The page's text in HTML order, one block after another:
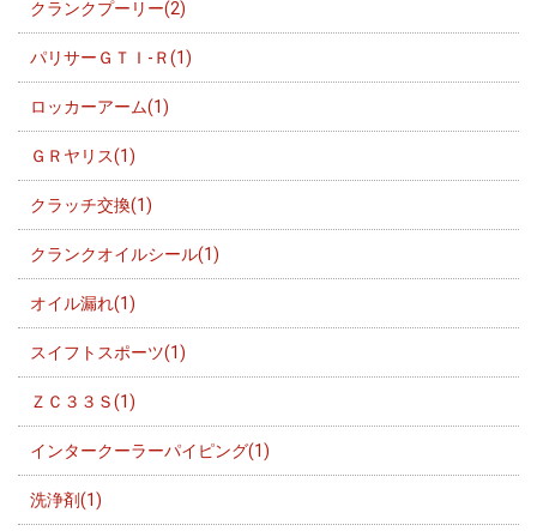
クランクプーリー(2)
パリサーＧＴＩ-Ｒ(1)
ロッカーアーム(1)
ＧＲヤリス(1)
クラッチ交換(1)
クランクオイルシール(1)
オイル漏れ(1)
スイフトスポーツ(1)
ＺＣ３３Ｓ(1)
インタークーラーパイピング(1)
洗浄剤(1)